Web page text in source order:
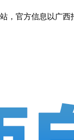
官方信息以广西